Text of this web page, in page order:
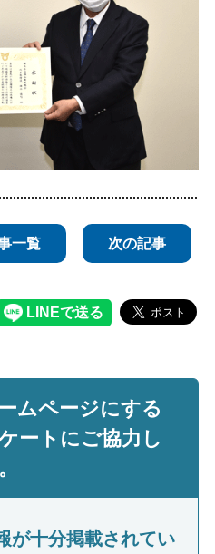
ット
閉じる
一覧 次の記事
ムページにする
ートにご協力し
が十分掲載されてい